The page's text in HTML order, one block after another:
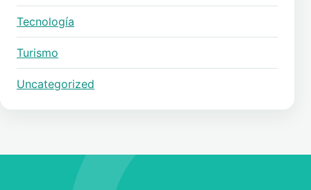
Tecnología
Turismo
Uncategorized